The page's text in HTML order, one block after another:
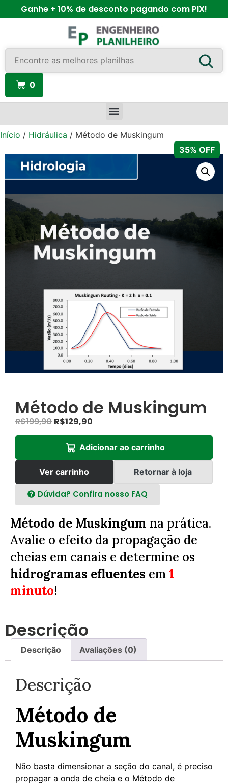
Ganhe + 10% de desconto pagando com PIX!
0
Início / Hidráulica / Método de Muskingum
35% OFF
Método de Muskingum
R$199,90 R$129,90
Adicionar ao carrinho
Ver carrinho Retornar à loja
Dúvida? Confira nosso FAQ
Método de Muskingum na prática.
Avalie o efeito da propagação de
cheias em canais e determine os
hidrogramas efluentes em1
minuto!
Descrição
Descrição Avaliações (0)
Descrição
Método de
Muskingum
Não basta dimensionar a seção do canal, é preciso
propagar a onda de cheia e o Método de